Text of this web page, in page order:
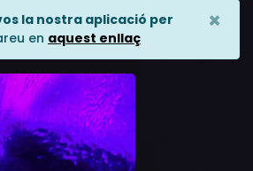
la nostra aplicació per
en aquest enllaç
×